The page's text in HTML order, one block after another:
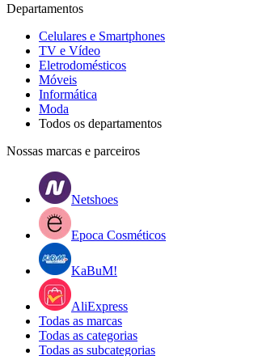
Departamentos
Celulares e Smartphones
TV e Vídeo
Eletrodomésticos
Móveis
Informática
Moda
Todos os departamentos
Nossas marcas e parceiros
Netshoes
Epoca Cosméticos
KaBuM!
AliExpress
Todas as marcas
Todas as categorias
Todas as subcategorias